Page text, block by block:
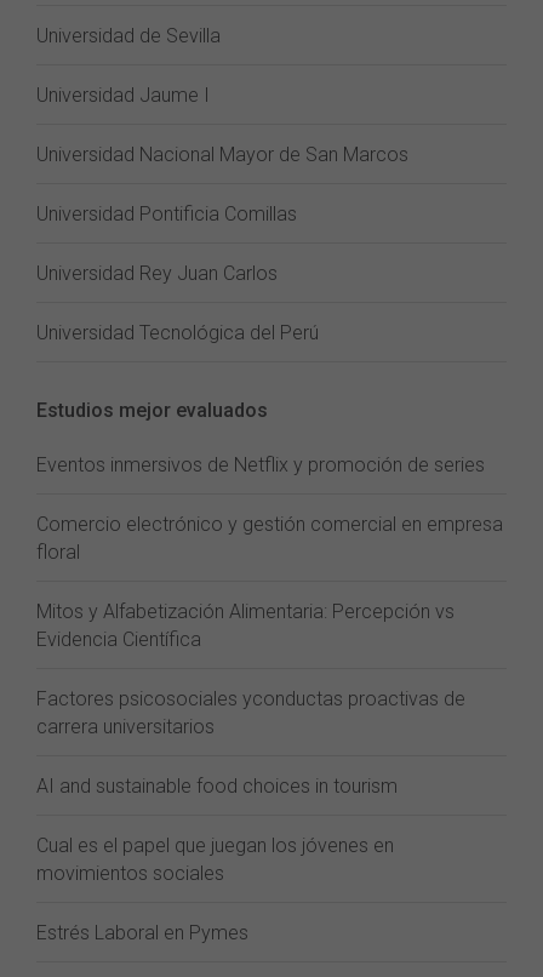
Universidad de Sevilla
Universidad Jaume I
Universidad Nacional Mayor de San Marcos
Universidad Pontificia Comillas
Universidad Rey Juan Carlos
Universidad Tecnológica del Perú
Estudios mejor evaluados
Eventos inmersivos de Netflix y promoción de series
Comercio electrónico y gestión comercial en empresa
floral
Mitos y Alfabetización Alimentaria: Percepción vs
Evidencia Científica
Factores psicosociales yconductas proactivas de
carrera universitarios
AI and sustainable food choices in tourism
Cual es el papel que juegan los jóvenes en
movimientos sociales
Estrés Laboral en Pymes